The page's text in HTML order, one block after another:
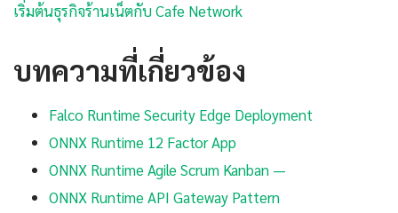
เริ่มต้นธุรกิจร้านเน็ตกับ Cafe Network
บทความที่เกี่ยวข้อง
Falco Runtime Security Edge Deployment
ONNX Runtime 12 Factor App
ONNX Runtime Agile Scrum Kanban —
ONNX Runtime API Gateway Pattern